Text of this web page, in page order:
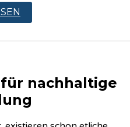
nachhaltige